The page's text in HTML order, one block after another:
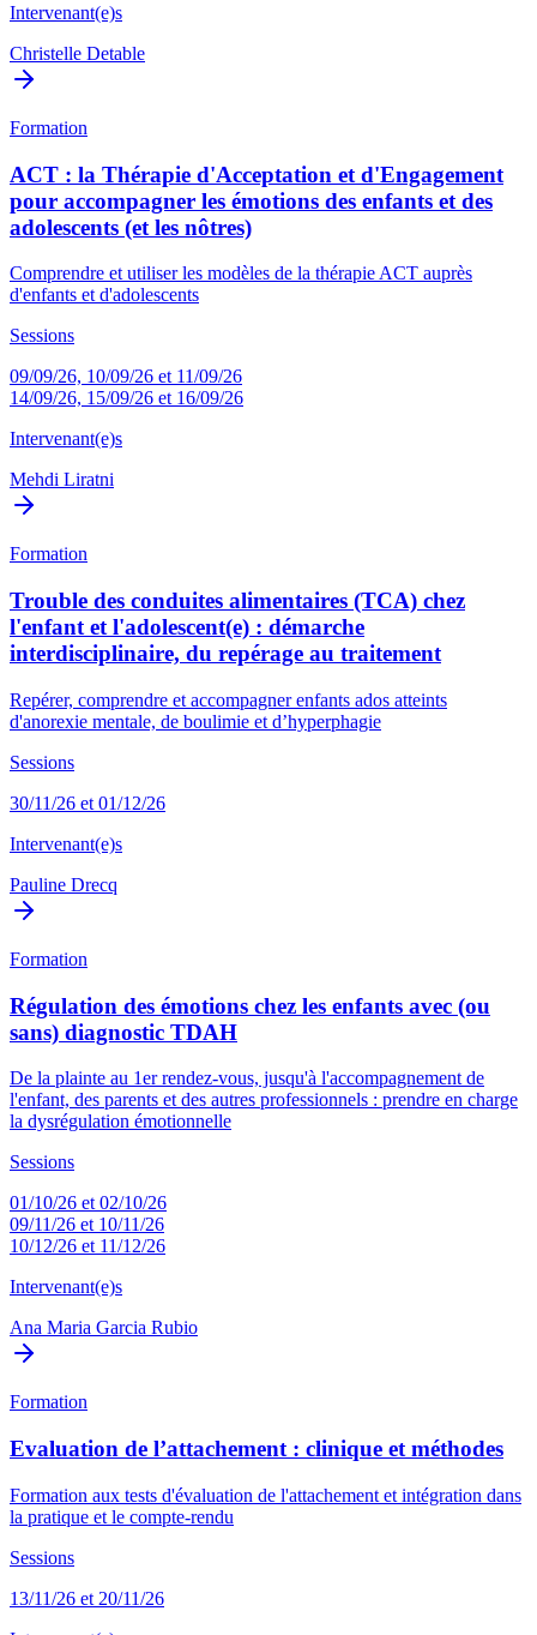
Intervenant(e)s
Christelle Detable
Formation
ACT : la Thérapie d'Acceptation et d'Engagement
pour accompagner les émotions des enfants et des
adolescents (et les nôtres)
Comprendre et utiliser les modèles de la thérapie ACT auprès
d'enfants et d'adolescents
Sessions
09/09/26, 10/09/26 et 11/09/26
14/09/26, 15/09/26 et 16/09/26
Intervenant(e)s
Mehdi Liratni
Formation
Trouble des conduites alimentaires (TCA) chez
l'enfant et l'adolescent(e) : démarche
interdisciplinaire, du repérage au traitement
Repérer, comprendre et accompagner enfants ados atteints
d'anorexie mentale, de boulimie et d’hyperphagie
Sessions
30/11/26 et 01/12/26
Intervenant(e)s
Pauline Drecq
Formation
Régulation des émotions chez les enfants avec (ou
sans) diagnostic TDAH
De la plainte au 1er rendez-vous, jusqu'à l'accompagnement de
l'enfant, des parents et des autres professionnels : prendre en charge
la dysrégulation émotionnelle
Sessions
01/10/26 et 02/10/26
09/11/26 et 10/11/26
10/12/26 et 11/12/26
Intervenant(e)s
Ana Maria Garcia Rubio
Formation
Evaluation de l’attachement : clinique et méthodes
Formation aux tests d'évaluation de l'attachement et intégration dans
la pratique et le compte-rendu
Sessions
13/11/26 et 20/11/26